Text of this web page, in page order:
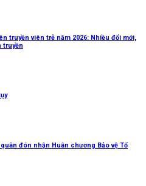
truyền viên trẻ năm 2026: Nhiều đổi mới,
truyền
đón nhận Huân chương Bảo vệ Tổ